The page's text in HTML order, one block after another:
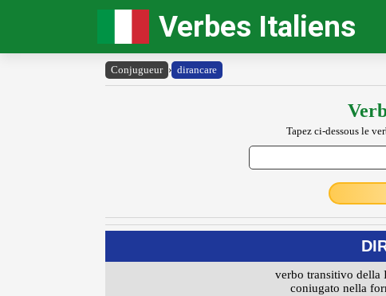
Verbes Italiens
Conjugueur › dirancare
Tapez ci-dessous le
verbo transitivo della
coniugato nella